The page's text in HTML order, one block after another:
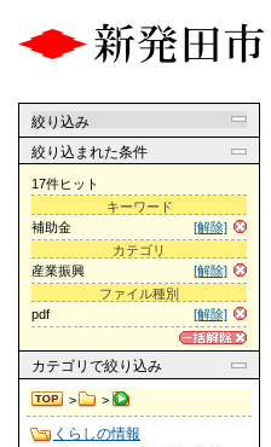
絞り込み
絞り込まれた条件
17件ヒット
キーワード
[解除]
補助金
カテゴリ
[解除]
産業振興
ファイル種別
[解除]
pdf
カテゴリ で絞り込み
> >
くらしの情報